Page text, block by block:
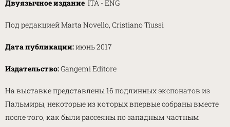
Двуязычное издание ITA - ENG
Под редакцией Marta Novello, Cristiano Tiussi
Дата публикации:июнь 2017
Издательство:Gangemi Editore
На выставке представлены 16 подлинных экспонатов из
Пальмиры, некоторые из которых впервые собраны вместе
после того, как были рассеяны по западным частным